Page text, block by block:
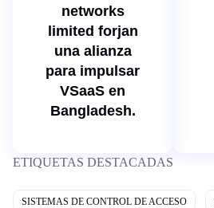
networks
limited forjan
una alianza
para impulsar
VSaaS en
Bangladesh.
ETIQUETAS DESTACADAS
SISTEMAS DE CONTROL DE ACCESO